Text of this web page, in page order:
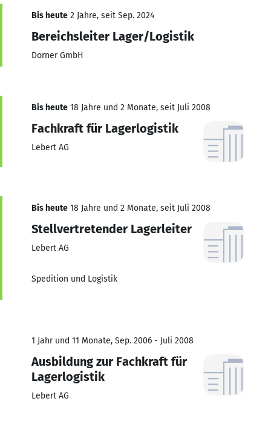
Bis heute 2 Jahre, seit Sep. 2024
Bereichsleiter Lager/Logistik
Dorner GmbH
Bis heute 18 Jahre und 2 Monate, seit Juli 2008
Fachkraft für Lagerlogistik
Lebert AG
Bis heute 18 Jahre und 2 Monate, seit Juli 2008
Stellvertretender Lagerleiter
Lebert AG
Spedition und Logistik
1 Jahr und 11 Monate, Sep. 2006 - Juli 2008
Ausbildung zur Fachkraft für
Lagerlogistik
Lebert AG